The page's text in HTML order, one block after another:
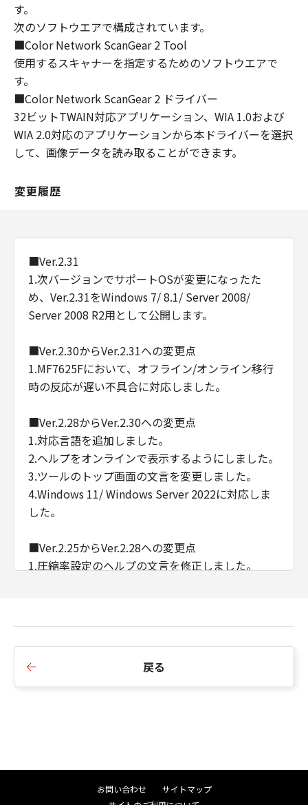
す。
次のソフトウエアで構成されています。
■Color Network ScanGear 2 Tool
使用するスキャナーを指定するためのソフトウエアで
す。
■Color Network ScanGear 2 ドライバー
32ビットTWAIN対応アプリケーション、WIA 1.0および
WIA 2.0対応のアプリケーションから本ドライバーを選択
して、画像データを読み取ることができます。
変更履歴
■Ver.2.31
1.次バージョンでサポートOSが変更になったた
め、Ver.2.31をWindows 7/ 8.1/ Server 2008/
Server 2008 R2用として公開します。
■Ver.2.30からVer.2.31への変更点
1.MF7625Fにおいて、オフライン/オンライン移行
時の反応が遅い不具合に対応しました。
■Ver.2.28からVer.2.30への変更点
1.対応言語を追加しました。
2.ヘルプをオンラインで表示するようにしました。
3.ツールのトップ画面の文言を変更しました。
4.Windows 11/ Windows Server 2022に対応しま
した。
■Ver.2.25からVer.2.28への変更点
1.圧縮率設定のヘルプの文言を修正しました。
2.Windows Vistaを非サポートとしました。
1.Windows 10/ Windows Server 2016に対応しま
戻る
お問い合わせ
サイトマップ